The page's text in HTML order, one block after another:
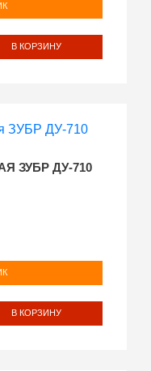
В КОРЗИНУ
ЗУБР ДУ-710
В КОРЗИНУ